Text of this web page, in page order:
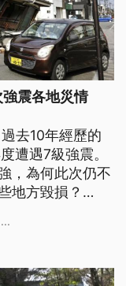
震各地災情
去10年經歷的
遭遇7級強震。
，為何此次仍不
地方毀損？
...